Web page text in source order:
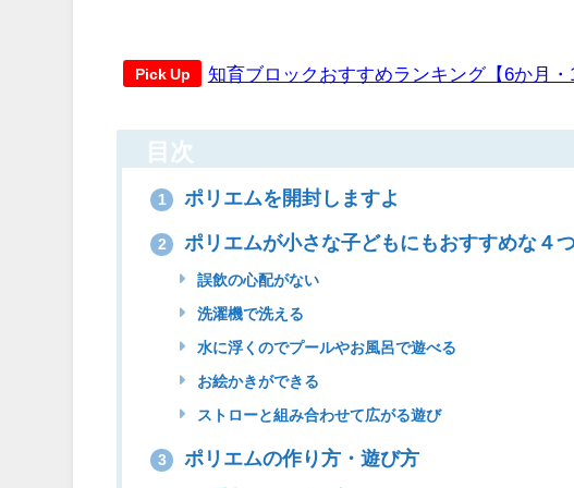
Pick Up 知育ブロックおすすめランキング【6か月・
目次
1 ポリエムを開封しますよ
2 ポリエムが小さな子どもにもおすすめな４
誤飲の心配がない
洗濯機で洗える
水に浮くのでプールやお風呂で遊べる
お絵かきができる
ストローと組み合わせて広がる遊び
3 ポリエムの作り方・遊び方